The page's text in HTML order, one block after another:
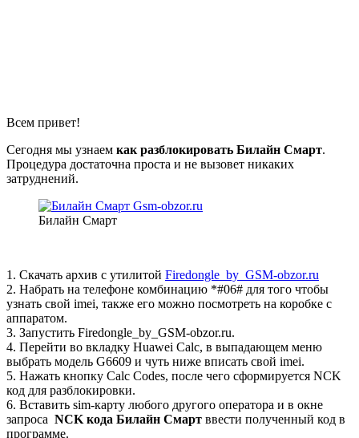
Всем привет!
Сегодня мы узнаем как разблокировать Билайн Смарт.
Процедура достаточна проста и не вызовет никаких
затруднений.
Билайн Смарт
1. Скачать архив с утилитой Firedongle_by_GSM-obzor.ru
2. Набрать на телефоне комбинацию *#06# для того чтобы
узнать свой imei, также его можно посмотреть на коробке с
аппаратом.
3. Запустить Firedongle_by_GSM-obzor.ru.
4. Перейти во вкладку Huawei Calc, в выпадающем меню
выбрать модель G6609 и чуть ниже вписать свой imei.
5. Нажать кнопку Calc Codes, после чего сформируется NCK
код для разблокировки.
6. Вставить sim-карту любого другого оператора и в окне
запроса NCK кода Билайн Смарт ввести полученный код в
программе.